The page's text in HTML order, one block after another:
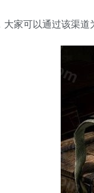
家可以通过该渠